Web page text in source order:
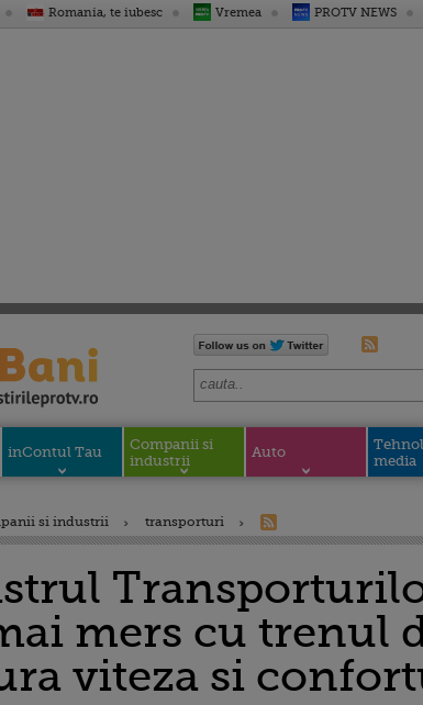
Romania, te iubesc Vremea PROTV NEWS
inContul Tau
Companii si
industrii
Auto
media
si industrii transporturi
mers cu trenul
viteza si